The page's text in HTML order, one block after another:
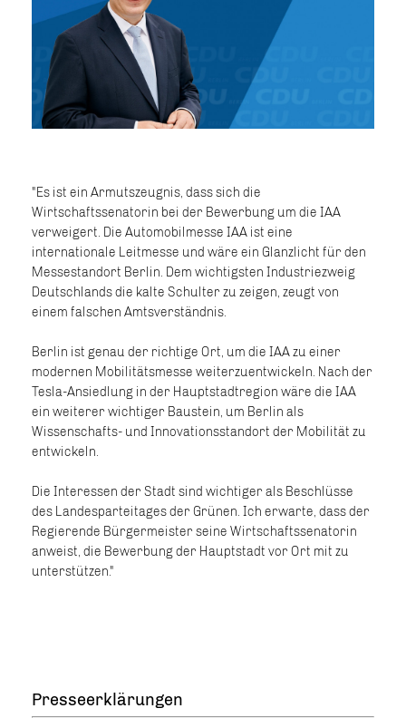
"Es ist ein Armutszeugnis, dass sich die
Wirtschaftssenatorin bei der Bewerbung um die IAA
verweigert. Die Automobilmesse IAA ist eine
internationale Leitmesse und wäre ein Glanzlicht für den
Messestandort Berlin. Dem wichtigsten Industriezweig
Deutschlands die kalte Schulter zu zeigen, zeugt von
einem falschen Amtsverständnis.
Berlin ist genau der richtige Ort, um die IAA zu einer
modernen Mobilitätsmesse weiterzuentwickeln. Nach der
Tesla-Ansiedlung in der Hauptstadtregion wäre die IAA
ein weiterer wichtiger Baustein, um Berlin als
Wissenschafts- und Innovationsstandort der Mobilität zu
entwickeln.
Die Interessen der Stadt sind wichtiger als Beschlüsse
des Landesparteitages der Grünen. Ich erwarte, dass der
Regierende Bürgermeister seine Wirtschaftssenatorin
anweist, die Bewerbung der Hauptstadt vor Ort mit zu
unterstützen."
Presseerklärungen